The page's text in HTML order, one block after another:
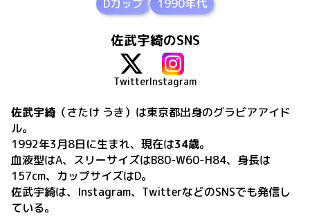
Dカップ
1990年代
佐武宇綺のSNS
TwitterInstagram
佐武宇綺 （さたけ うき） は東京都出身のグラビアアイド
ル。
1992年3月8日に生まれ、現在は34歳。
血液型はA、スリーサイズはB80-W60-H84、身長は
157cm、カップサイズはD。
佐武宇綺は、 Instagram、TwitterなどのSNSでも発信し
ている。